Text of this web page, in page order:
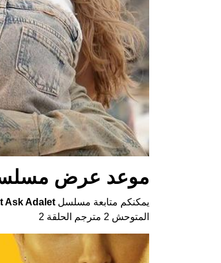
موعد عرض
يمكنكم متابعة مسلسل Ask Adalet
المتوحش 2 مترجم الحلقة 2